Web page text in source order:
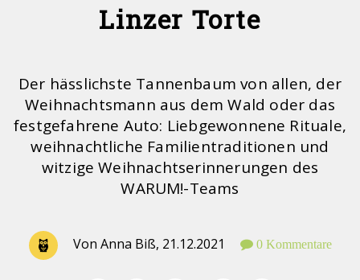
Linzer Torte
Der hässlichste Tannenbaum von allen, der
Weihnachtsmann aus dem Wald oder das
festgefahrene Auto: Liebgewonnene Rituale,
weihnachtliche Familientraditionen und
witzige Weihnachtserinnerungen des
WARUM!-Teams
Von Anna Biß, 21.12.2021 0 Kommentare